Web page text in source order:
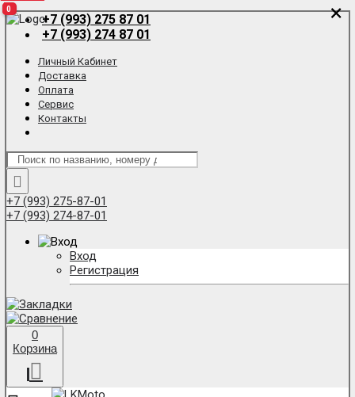
+7 (993) 275 87 01
+7 (993) 274 87 01
Личный Кабинет
Доставка
Оплата
Сервис
Контакты
0
+7 (993) 275-87-01
+7 (993) 274-87-01
Вход
Регистрация
0
0
Корзина
0 ×
×